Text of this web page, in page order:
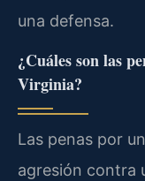
una defensa.
¿Cuáles son las
Virginia?
Las penas por
agresión contra